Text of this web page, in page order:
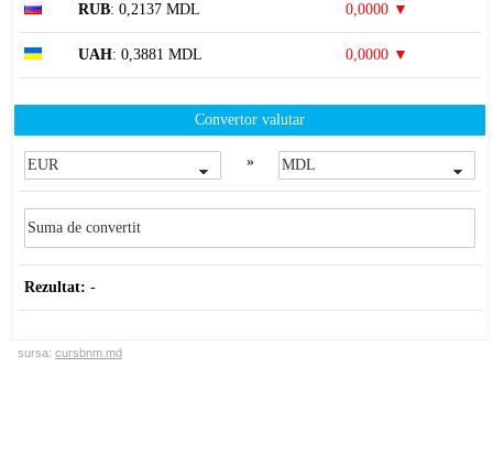
RUB: 0,2137 MDL 0,0000 ▼
UAH: 0,3881 MDL 0,0000 ▼
Convertor valutar
»
Rezultat: -
sursa: cursbnm.md